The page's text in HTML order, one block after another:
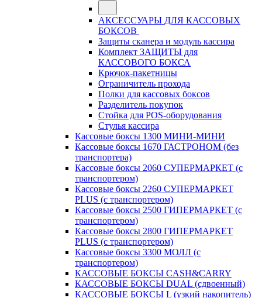
АКСЕССУАРЫ ДЛЯ КАССОВЫХ
БОКСОВ
Защиты сканера и модуль кассира
Комплект ЗАЩИТЫ для
КАССОВОГО БОКСА
Крючок-пакетницы
Ограничитель прохода
Полки для кассовых боксов
Разделитель покупок
Стойка для POS-оборудования
Стулья кассира
Кассовые боксы 1300 МИНИ-МИНИ
Кассовые боксы 1670 ГАСТРОНОМ (без
транспортера)
Кассовые боксы 2060 СУПЕРМАРКЕТ (с
транспортером)
Кассовые боксы 2260 СУПЕРМАРКЕТ
PLUS (с транспортером)
Кассовые боксы 2500 ГИПЕРМАРКЕТ (с
транспортером)
Кассовые боксы 2800 ГИПЕРМАРКЕТ
PLUS (с транспортером)
Кассовые боксы 3300 МОЛЛ (с
транспортером)
КАССОВЫЕ БОКСЫ CASH&CARRY
КАССОВЫЕ БОКСЫ DUAL (сдвоенный)
КАССОВЫЕ БОКСЫ L (узкий накопитель)